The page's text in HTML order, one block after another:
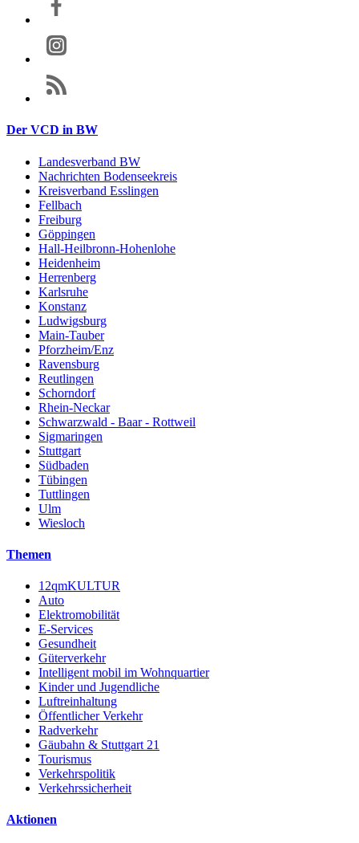
Der VCD in BW
Landesverband BW
Nachrichten Bodenseekreis
Kreisverband Esslingen
Fellbach
Freiburg
Göppingen
Hall-Heilbronn-Hohenlohe
Heidenheim
Herrenberg
Karlsruhe
Konstanz
Ludwigsburg
Main-Tauber
Pforzheim/Enz
Ravensburg
Reutlingen
Schorndorf
Rhein-Neckar
Schwarzwald - Baar - Rottweil
Sigmaringen
Stuttgart
Südbaden
Tübingen
Tuttlingen
Ulm
Wiesloch
Themen
12qmKULTUR
Auto
Elektromobilität
E-Services
Gesundheit
Güterverkehr
Intelligent mobil im Wohnquartier
Kinder und Jugendliche
Luftreinhaltung
Öffentlicher Verkehr
Radverkehr
Gäubahn & Stuttgart 21
Tourismus
Verkehrspolitik
Verkehrssicherheit
Aktionen